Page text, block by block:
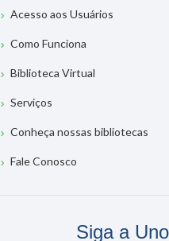
Acesso aos Usuários
Como Funciona
Biblioteca Virtual
Serviços
Conheça nossas bibliotecas
Fale Conosco
Siga a